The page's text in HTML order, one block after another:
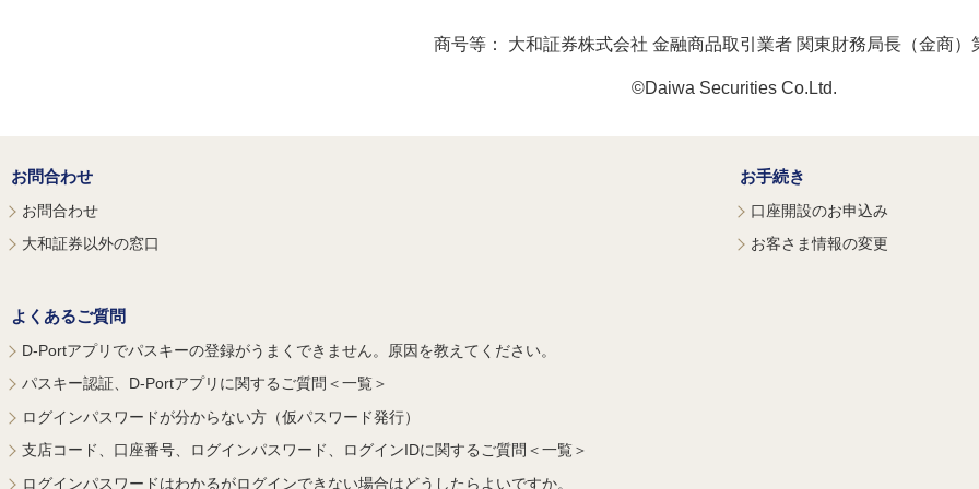
商号等： 大和証券株式会社 金融商品取引業者 関東財務局長（金商）
©Daiwa Securities Co.Ltd.
お問合わせ
お問合わせ
大和証券以外の窓口
お手続き
口座開設のお申込み
お客さま情報の変更
よくあるご質問
D-Portアプリでパスキーの登録がうまくできません。原因を教えてください。
パスキー認証、D-Portアプリに関するご質問＜一覧＞
ログインパスワードが分からない方（仮パスワード発行）
支店コード、口座番号、ログインパスワード、ログインIDに関するご質問＜一覧＞
ログインパスワードはわかるがログインできない場合はどうしたらよいですか。